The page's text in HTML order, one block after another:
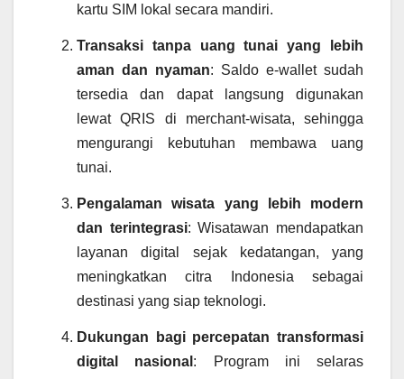
kartu SIM lokal secara mandiri.
Transaksi tanpa uang tunai yang lebih
aman dan nyaman: Saldo e‑wallet sudah
tersedia dan dapat langsung digunakan
lewat QRIS di merchant‑wisata, sehingga
mengurangi kebutuhan membawa uang
tunai.
Pengalaman wisata yang lebih modern
dan terintegrasi: Wisatawan mendapatkan
layanan digital sejak kedatangan, yang
meningkatkan citra Indonesia sebagai
destinasi yang siap teknologi.
Dukungan bagi percepatan transformasi
digital nasional : Program ini selaras